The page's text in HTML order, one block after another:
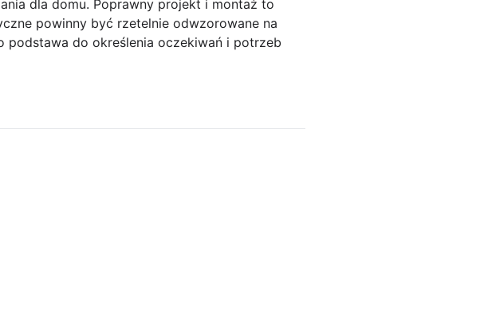
dla domu. Poprawny projekt i montaż to
powinny być rzetelnie odwzorowane na
podstawa do określenia oczekiwań i potrzeb